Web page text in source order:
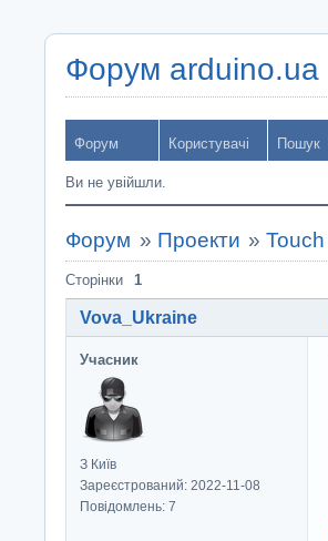
Форум arduino.ua
Форум Користувачі Пошук
Ви не увійшли.
Форум » Проекти »
Сторінки 1
Vova_Ukraine
Учасник
З Київ
Зареєстрований: 2022-11-08
Повідомлень: 7